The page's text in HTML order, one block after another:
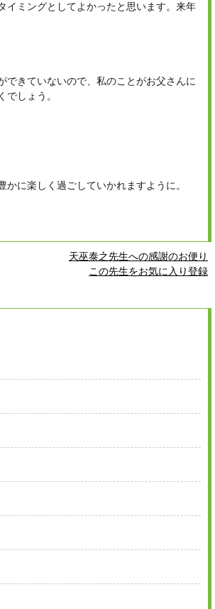
イミングとしてよかったと思います。来年
できていないので、私のことがお父さんに
しょう。
に楽しく過ごしていかれますように。
天巫泰之先生への感謝のお便り
この先生をお気に入り登録